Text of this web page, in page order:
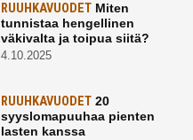
RUUHKAVUODETMiten
tunnistaa hengellinen
väkivalta ja toipua siitä?
4.10.2025
RUUHKAVUODET20
syyslomapuuhaa pienten
lasten kanssa